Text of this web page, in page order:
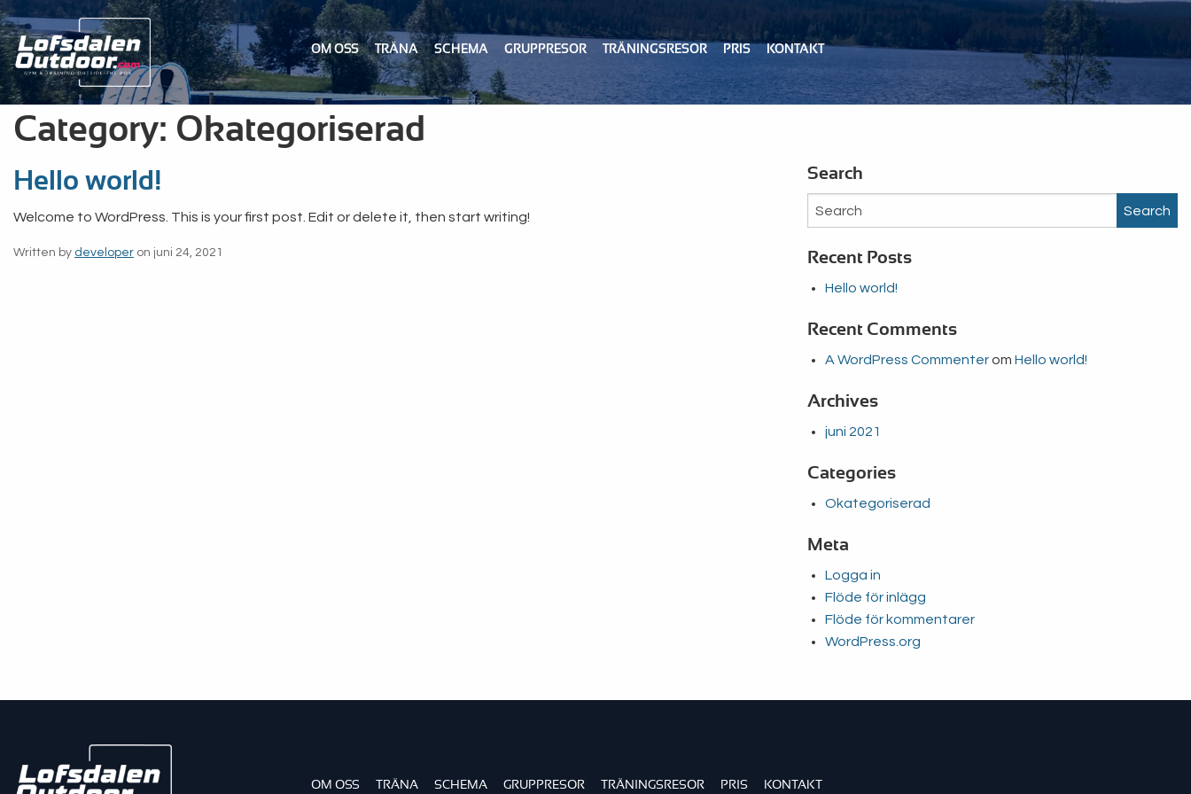
OM OSS TRÄNA SCHEMA GRUPPRESOR TRÄNINGSRESOR PRIS KONTAKT
Category: Okategoriserad
Hello world!
Welcome to WordPress. This is your first post. Edit or delete it, then start writing!
Written by developer on juni 24, 2021
Search
Search
Recent Posts
Hello world!
Recent Comments
A WordPress Commenterom Hello world!
Archives
juni 2021
Categories
Okategoriserad
Meta
Logga in
Flöde för inlägg
Flöde för kommentarer
WordPress.org
OM OSS TRÄNA SCHEMA GRUPPRESOR TRÄNINGSRESOR PRIS KONTAKT